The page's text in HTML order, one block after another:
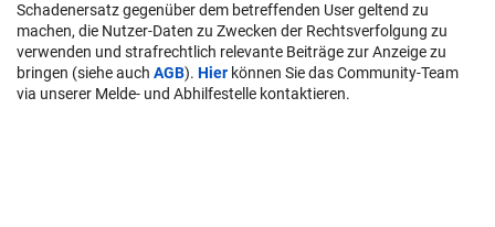
Schadenersatz gegenüber dem betreffenden User geltend zu
machen, die Nutzer-Daten zu Zwecken der Rechtsverfolgung zu
verwenden und strafrechtlich relevante Beiträge zur Anzeige zu
bringen (siehe auch AGB). Hier können Sie das Community-Team
via unserer Melde- und Abhilfestelle kontaktieren.